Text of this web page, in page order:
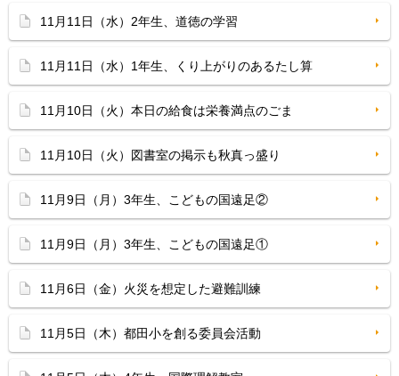
11月11日（水）2年生、道徳の学習
11月11日（水）1年生、くり上がりのあるたし算
11月10日（火）本日の給食は栄養満点のごま
11月10日（火）図書室の掲示も秋真っ盛り
11月9日（月）3年生、こどもの国遠足②
11月9日（月）3年生、こどもの国遠足①
11月6日（金）火災を想定した避難訓練
11月5日（木）都田小を創る委員会活動